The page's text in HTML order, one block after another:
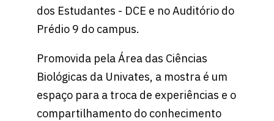
dos Estudantes - DCE e no Auditório do
Prédio 9 do campus.
Promovida pela Área das Ciências
Biológicas da Univates, a mostra é um
espaço para a troca de experiências e o
compartilhamento do conhecimento